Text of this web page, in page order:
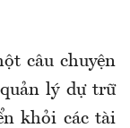
câu chuyện
lý dự trữ
khỏi các tài